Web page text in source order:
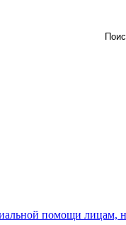
помощи